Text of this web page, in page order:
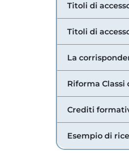
Titoli di
Titoli di
La
Riforma Classi
Crediti
Esempio di